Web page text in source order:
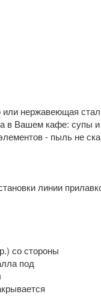
или нержавеющая
Вашем кафе: супы
- пыль не
линии
со стороны
под